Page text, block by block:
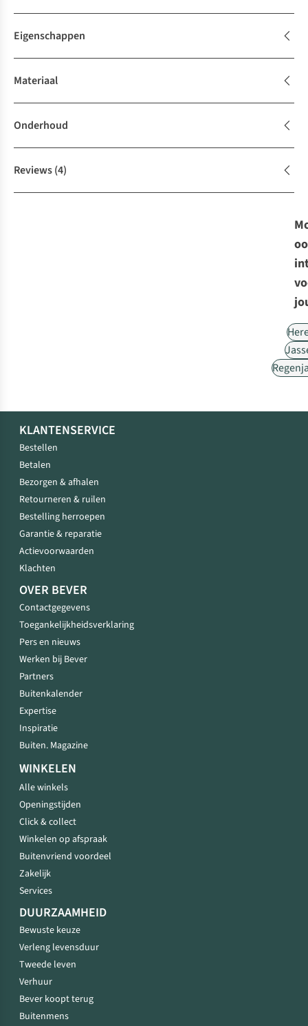
Eigenschappen
Materiaal
Onderhoud
Reviews(4)
KLANTENSERVICE
Bestellen
Betalen
Bezorgen & afhalen
Retourneren & ruilen
Bestelling herroepen
Garantie & reparatie
Actievoorwaarden
Klachten
OVER BEVER
Contactgegevens
Toegankelijkheidsverklaring
Pers en nieuws
Werken bij Bever
Partners
Buitenkalender
Expertise
Inspiratie
Buiten. Magazine
WINKELEN
Alle winkels
Openingstijden
Click & collect
Winkelen op afspraak
Buitenvriend voordeel
Zakelijk
Services
DUURZAAMHEID
Bewuste keuze
Verleng levensduur
Tweede leven
Verhuur
Bever koopt terug
Buitenmens